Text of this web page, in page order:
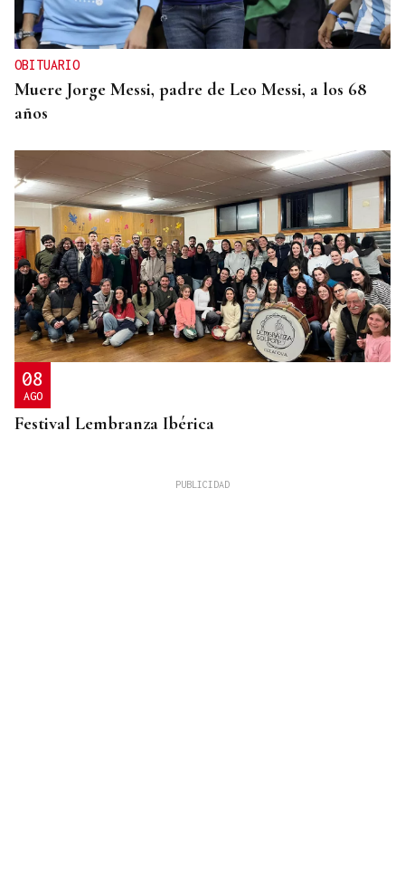
OBITUARIO
Muere Jorge Messi, padre de Leo Messi, a los 68
años
08
AGO
Festival Lembranza Ibérica